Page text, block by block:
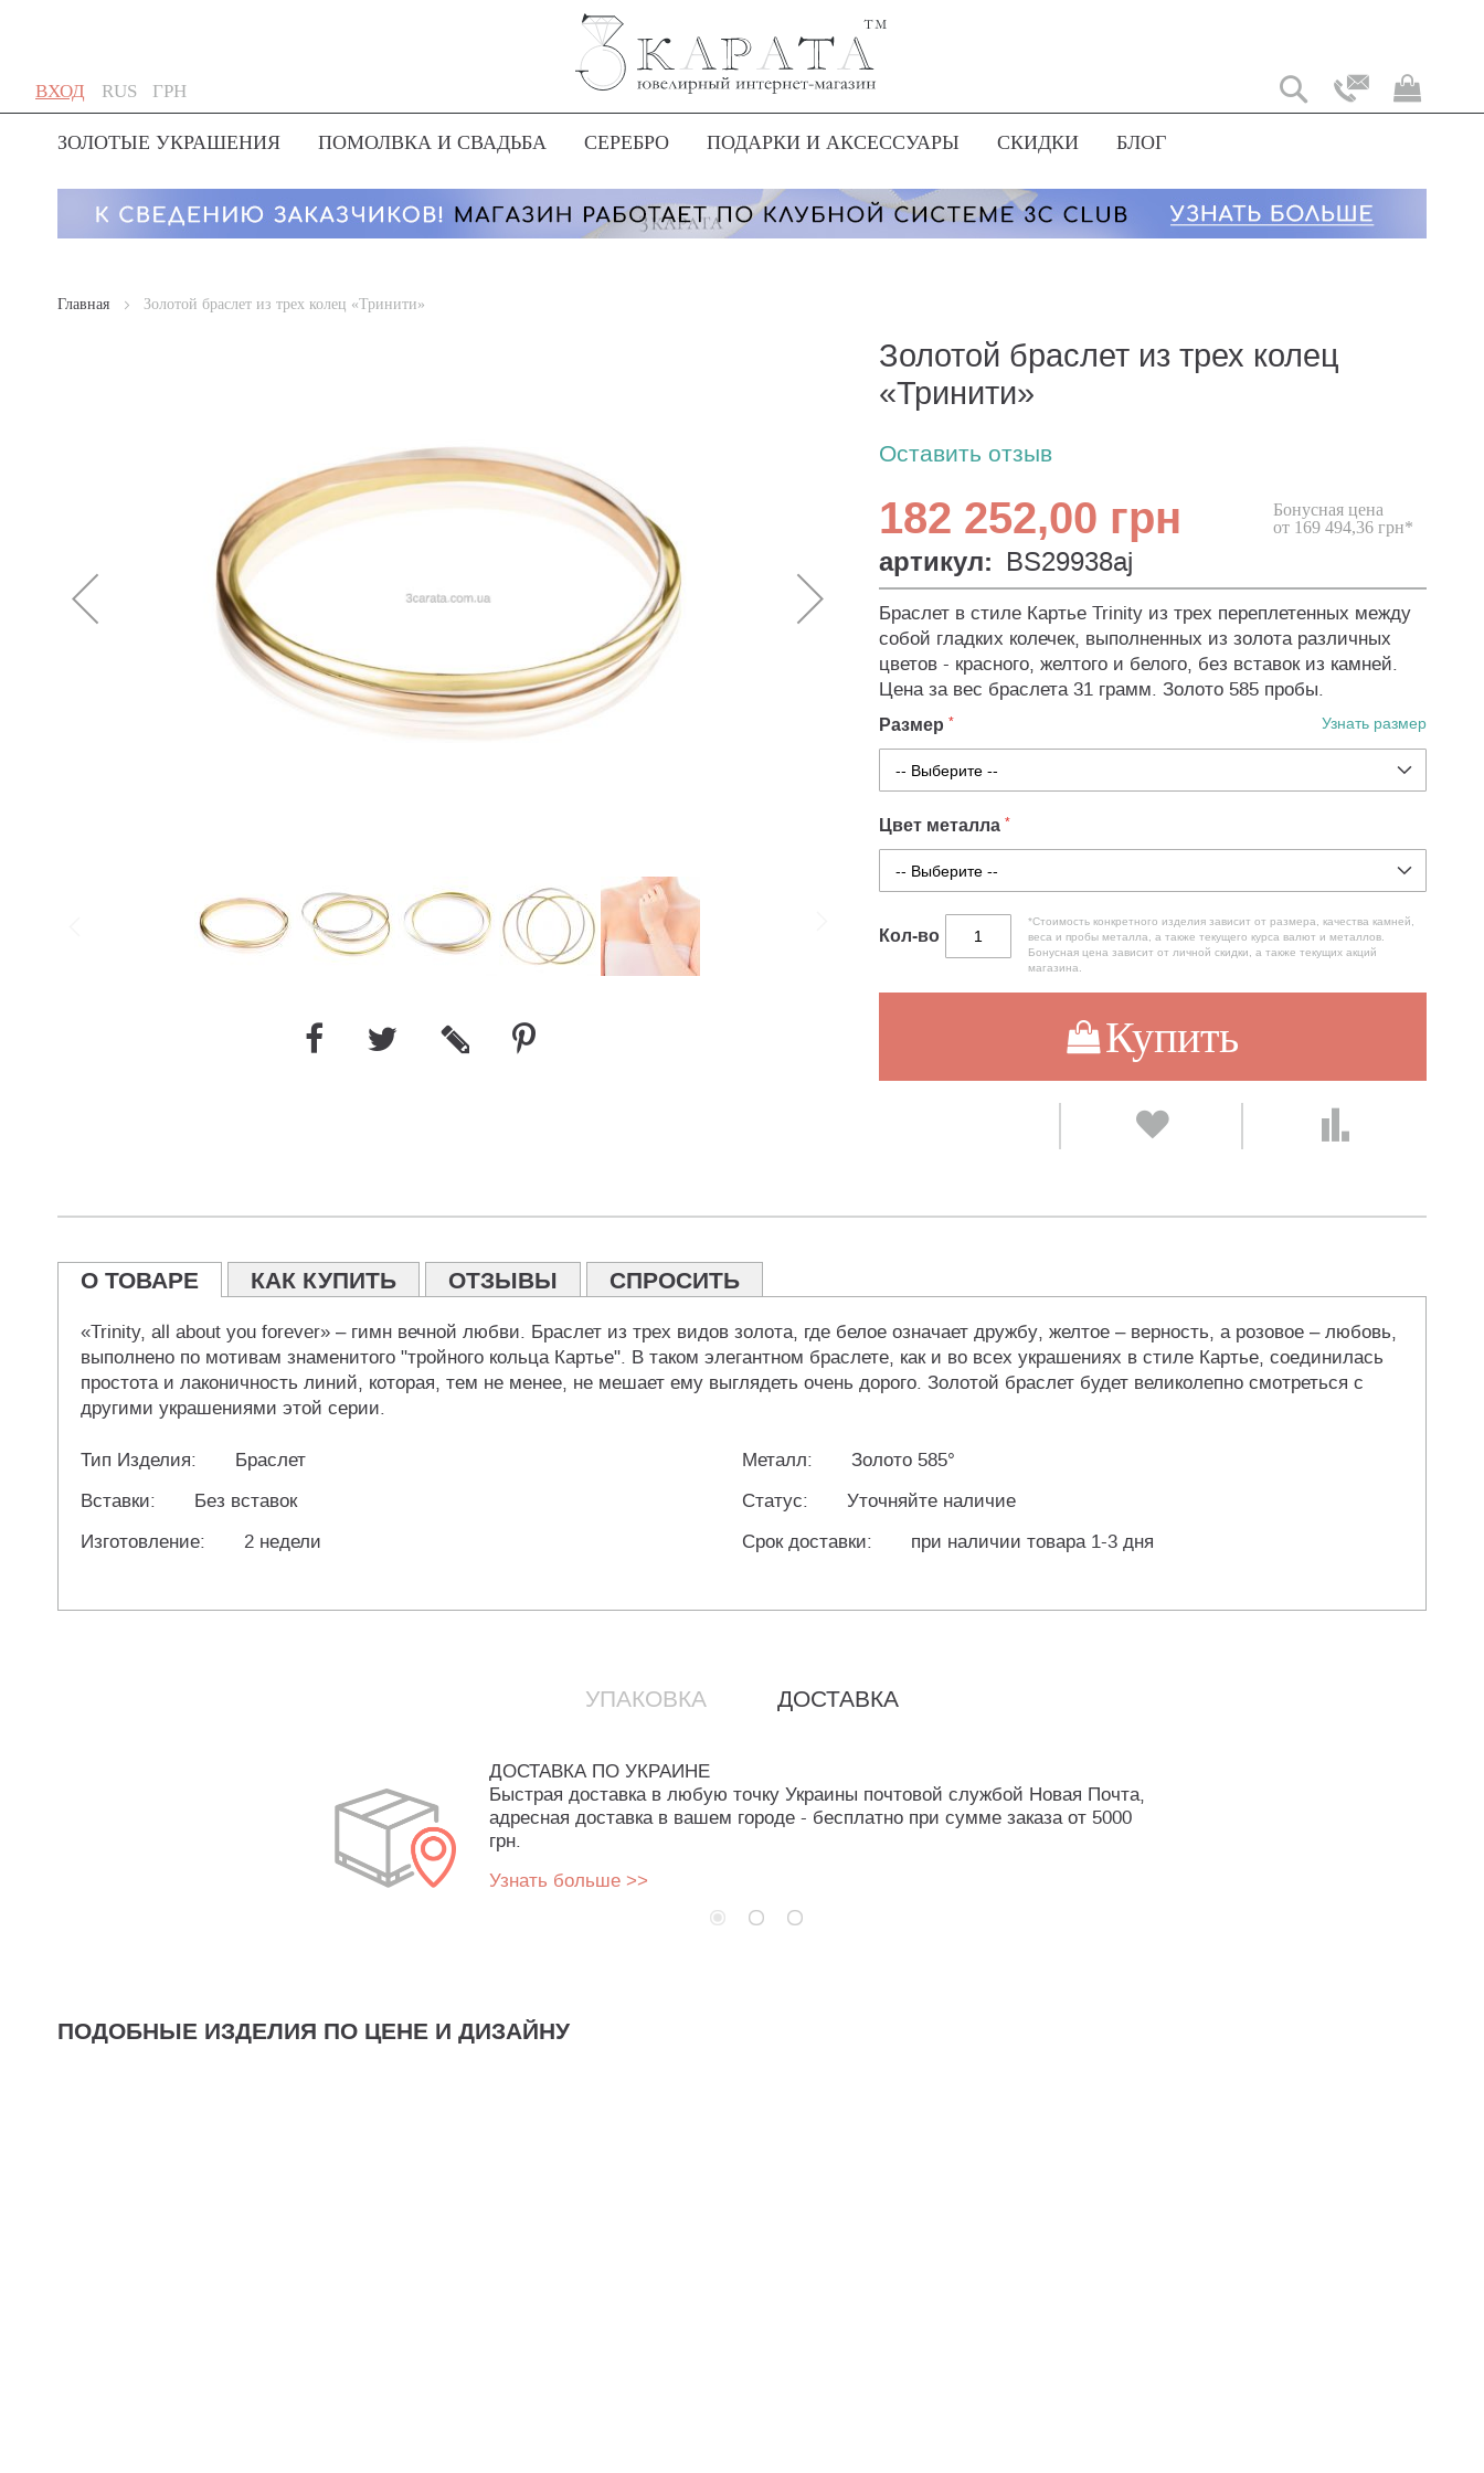
ВХОД
Skip
to
Content
Язык
RUS
Моя
Валюта
ГРН
ЗОЛОТЫЕ УКРАШЕНИЯ ПОМОЛВКА И СВАДЬБА СЕРЕБРО ПОДАРКИ И АКСЕССУАРЫ СКИДКИ БЛОГ
Главная Золотой браслет из трех колец «Тринити»
Золотой браслет из трех колец
«Тринити»
Оставить отзыв
182 252,00 грн
Бонусная цена
от 169 494,36 грн*
артикул: BS29938aj
Браслет в стиле Картье Trinity из трех переплетенных между
собой гладких колечек, выполненных из золота различных
цветов - красного, желтого и белого, без вставок из камней.
Цена за вес браслета 31 грамм. Золото 585 пробы.
Размер Узнать размер
Цвет металла
Кол-во
*Стоимость конкретного изделия зависит от размера, качества камней,
веса и пробы металла, а также текущего курса валют и металлов.
Бонусная цена зависит от личной скидки, а также текущих акций
магазина.
Купить
О ТОВАРЕ КАК КУПИТЬ ОТЗЫВЫ СПРОСИТЬ
«Trinity, all about you forever» – гимн вечной любви. Браслет из трех видов золота, где белое означает дружбу, желтое – верность, а розовое – любовь,
выполнено по мотивам знаменитого "тройного кольца Картье". В таком элегантном браслете, как и во всех украшениях в стиле Картье, соединилась
простота и лаконичность линий, которая, тем не менее, не мешает ему выглядеть очень дорого. Золотой браслет будет великолепно смотреться с
другими украшениями этой серии.
Тип Изделия: Браслет Металл:
Золото 585°
Вставки:
Без вставок Статус:
Уточняйте наличие
Изготовление:
2 недели Срок доставки: при наличии товара 1-3 дня
УПАКОВКА ДОСТАВКА
ДОСТАВКА ПО УКРАИНЕ
Быстрая доставка в любую точку Украины почтовой службой Новая Почта,
адресная доставка в вашем городе - бесплатно при сумме заказа от 5000
грн.
Узнать больше >>
ПОДОБНЫЕ ИЗДЕЛИЯ ПО ЦЕНЕ И ДИЗАЙНУ